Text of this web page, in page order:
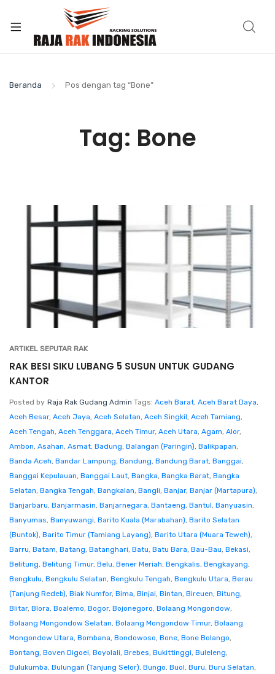
Beranda Pos dengan tag “Bone”
Tag: Bone
ARTIKEL SEPUTAR RAK
RAK BESI SIKU LUBANG 5 SUSUN UNTUK GUDANG
KANTOR
Posted by Raja Rak Gudang Admin Tags: Aceh Barat, Aceh Barat Daya,
Aceh Besar, Aceh Jaya, Aceh Selatan, Aceh Singkil, Aceh Tamiang,
Aceh Tengah, Aceh Tenggara, Aceh Timur, Aceh Utara, Agam, Alor,
Ambon, Asahan, Asmat, Badung, Balangan (Paringin), Balikpapan,
Banda Aceh, Bandar Lampung, Bandung, Bandung Barat, Banggai,
Banggai Kepulauan, Banggai Laut, Bangka, Bangka Barat, Bangka
Selatan, Bangka Tengah, Bangkalan, Bangli, Banjar, Banjar (Martapura),
Banjarbaru, Banjarmasin, Banjarnegara, Bantaeng, Bantul, Banyuasin,
Banyumas, Banyuwangi, Barito Kuala (Marabahan), Barito Selatan
(Buntok), Barito Timur (Tamiang Layang), Barito Utara (Muara Teweh),
Barru, Batam, Batang, Batanghari, Batu, Batu Bara, Bau-Bau, Bekasi,
Belitung, Belitung Timur, Belu, Bener Meriah, Bengkalis, Bengkayang,
Bengkulu, Bengkulu Selatan, Bengkulu Tengah, Bengkulu Utara, Berau
(Tanjung Redeb), Biak Numfor, Bima, Binjai, Bintan, Bireuen, Bitung,
Blitar, Blora, Boalemo, Bogor, Bojonegoro, Bolaang Mongondow,
Bolaang Mongondow Selatan, Bolaang Mongondow Timur, Bolaang
Mongondow Utara, Bombana, Bondowoso, Bone, Bone Bolango,
Bontang, Boven Digoel, Boyolali, Brebes, Bukittinggi, Buleleng,
Bulukumba, Bulungan (Tanjung Selor), Bungo, Buol, Buru, Buru Selatan,